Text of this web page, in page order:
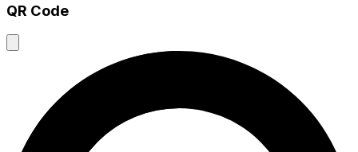
QR Code